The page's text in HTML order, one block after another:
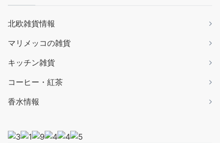
北欧雑貨情報
マリメッコの雑貨
キッチン雑貨
コーヒー・紅茶
香水情報